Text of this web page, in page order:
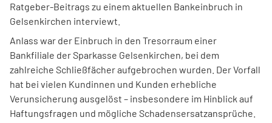
Ratgeber-Beitrags zu einem aktuellen Bankeinbruch in
Gelsenkirchen interviewt.
Anlass war der Einbruch in den Tresorraum einer
Bankfiliale der Sparkasse Gelsenkirchen, bei dem
zahlreiche Schließfächer aufgebrochen wurden. Der Vorfall
hat bei vielen Kundinnen und Kunden erhebliche
Verunsicherung ausgelöst – insbesondere im Hinblick auf
Haftungsfragen und mögliche Schadensersatzansprüche.